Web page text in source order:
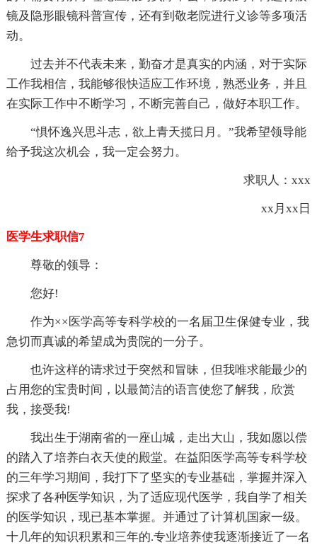
镜及隐形眼镜科普宣传，还有到敬老院进行义诊等多项活
动。
过去并不代表未来，勤奋才是真实的内涵，对于实际
工作我相信，我能够很快适应工作环境，熟悉业务，并且
在实际工作中不断学习，不断完善自己，做好本职工作。
“惧怀逸兴思斗志，欲上青天揽日月。”我希望领导能
给予我这次机会，我一定会努力。
求职人：xxx
xx月xx日
医学生求职信7
尊敬的领导：
您好!
作为××医学高等专科学校的一名届卫生保健专业，我
急切而真诚的希望成为贵院的一分子。
也许这样的请求过于突然和冒昧，但我唯求能最少的
占用您的宝贵时间，以最简洁的语言使您了解我，欣赏
我，接受我!
我出生于湖南省的一座山城，走出大山，我如愿以偿
的踏入了培养白衣天使的殿堂。在益阳医学高等专科学校
的三年学习期间，我打下了坚实的专业基础，掌握并深入
探求了各种医学知识，为了适应现代医学，我自学了相关
的医学知识，现已基本掌握。并通过了计算机国家一级。
十几年的知识积累和三年的.专业培养使我逐渐接近了一名